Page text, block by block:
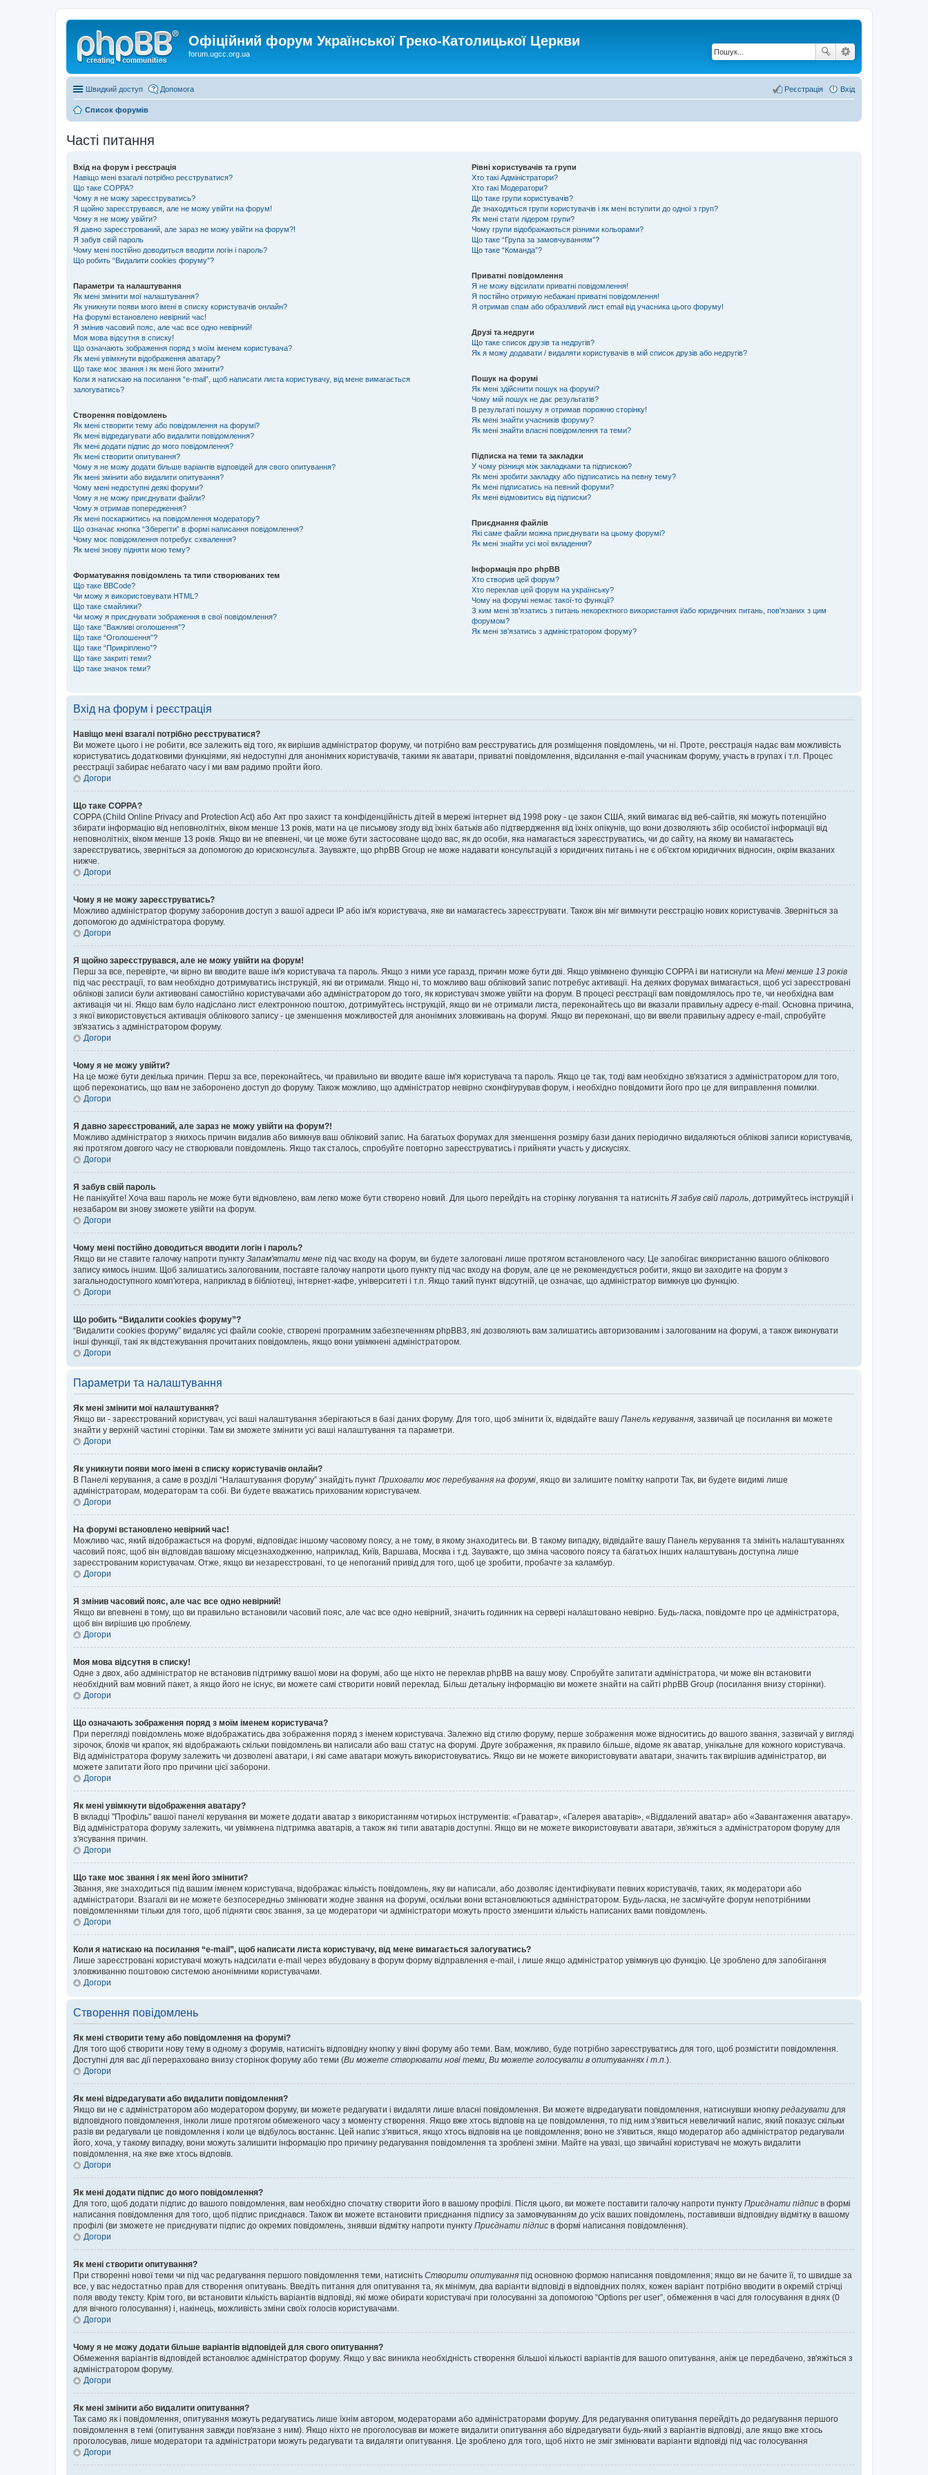
Офіційний форум Української Греко-Католицької Церкви
forum.ugcc.org.ua
Швидкий доступ Допомога Вхід
Реєстрація
Список форумів
Часті питання
Вхід на форум і реєстрація
Навіщо мені взагалі потрібно реєструватися?
Що таке COPPA?
Чому я не можу зареєструватись?
Я щойно зареєструвався, але не можу увійти на форум!
Чому я не можу увійти?
Я давно зареєстрований, але зараз не можу увійти на форум?!
Я забув свій пароль
Чому мені постійно доводиться вводити логін і пароль?
Що робить “Видалити cookies форуму”?
Параметри та налаштування
Як мені змінити мої налаштування?
Як уникнути появи мого імені в списку користувачів онлайн?
На форумі встановлено невірний час!
Я змінив часовий пояс, але час все одно невірний!
Моя мова відсутня в списку!
Що означають зображення поряд з моїм іменем користувача?
Як мені увімкнути відображення аватару?
Що таке моє звання і як мені його змінити?
Коли я натискаю на посилання “e-mail”, щоб написати листа користувачу, від мене вимагається
залогуватись?
Створення повідомлень
Як мені створити тему або повідомлення на форумі?
Як мені відредагувати або видалити повідомлення?
Як мені додати підпис до мого повідомлення?
Як мені створити опитування?
Чому я не можу додати більше варіантів відповідей для свого опитування?
Як мені змінити або видалити опитування?
Чому мені недоступні деякі форуми?
Чому я не можу приєднувати файли?
Чому я отримав попередження?
Як мені поскаржитись на повідомлення модератору?
Що означає кнопка “Зберегти” в формі написання повідомлення?
Чому моє повідомлення потребує схвалення?
Як мені знову підняти мою тему?
Форматування повідомлень та типи створюваних тем
Що таке BBCode?
Чи можу я використовувати HTML?
Що таке смайлики?
Чи можу я приєднувати зображення в свої повідомлення?
Що таке “Важливі оголошення”?
Що таке “Оголошення”?
Що таке “Прикріплено”?
Що таке закриті теми?
Що таке значок теми?
Рівні користувачів та групи
Хто такі Адміністратори?
Хто такі Модератори?
Що таке групи користувачів?
Де знаходяться групи користувачів і як мені вступити до одної з груп?
Як мені стати лідером групи?
Чому групи відображаються різними кольорами?
Що таке “Група за замовчуванням”?
Що таке “Команда”?
Приватні повідомлення
Я не можу відсилати приватні повідомлення!
Я постійно отримую небажані приватні повідомлення!
Я отримав спам або образливий лист email від учасника цього форуму!
Друзі та недруги
Що таке список друзів та недругів?
Як я можу додавати / видаляти користувачів в мій список друзів або недругів?
Пошук на форумі
Як мені здійснити пошук на форумі?
Чому мій пошук не дає результатів?
В результаті пошуку я отримав порожню сторінку!
Як мені знайти учасників форуму?
Як мені знайти власні повідомлення та теми?
Підписка на теми та закладки
У чому різниця між закладками та підпискою?
Як мені зробити закладку або підписатись на певну тему?
Як мені підписатись на певний форуми?
Як мені відмовитись від підписки?
Приєднання файлів
Які саме файли можна приєднувати на цьому форумі?
Як мені знайти усі мої вкладення?
Інформація про phpBB
Хто створив цей форум?
Хто переклав цей форум на українську?
Чому на форумі немає такої-то функції?
З ким мені зв'язатись з питань некоректного використання і/або юридичних питань, пов'язаних з цим
форумом?
Як мені зв'язатись з адміністратором форуму?
Вхід на форум і реєстрація
Навіщо мені взагалі потрібно реєструватися?
Ви можете цього і не робити, все залежить від того, як вирішив адміністратор форуму, чи потрібно вам реєструватись для розміщення повідомлень, чи ні. Проте, реєстрація надає вам можливість
користуватись додатковими функціями, які недоступні для анонімних користувачів, такими як аватари, приватні повідомлення, відсилання e-mail учасникам форуму, участь в групах і т.п. Процес
реєстрації забирає небагато часу і ми вам радимо пройти його.
Догори
Що таке COPPA?
COPPA (Child Online Privacy and Protection Act) або Акт про захист та конфіденційність дітей в мережі інтернет від 1998 року - це закон США, який вимагає від веб-сайтів, які можуть потенційно
збирати інформацію від неповнолітніх, віком менше 13 років, мати на це письмову згоду від їхніх батьків або підтвердження від їхніх опікунів, що вони дозволяють збір особистої інформації від
неповнолітніх, віком менше 13 років. Якщо ви не впевнені, чи це може бути застосоване щодо вас, як до особи, яка намагається зареєструватись, чи до сайту, на якому ви намагаєтесь
зареєструватись, зверніться за допомогою до юрисконсульта. Зауважте, що phpBB Group не може надавати консультацій з юридичних питань і не є об'єктом юридичних відносин, окрім вказаних
нижче.
Догори
Чому я не можу зареєструватись?
Можливо адміністратор форуму заборонив доступ з вашої адреси IP або ім'я користувача, яке ви намагаєтесь зареєструвати. Також він міг вимкнути реєстрацію нових користувачів. Зверніться за
допомогою до адміністратора форуму.
Догори
Я щойно зареєструвався, але не можу увійти на форум!
Перш за все, перевірте, чи вірно ви вводите ваше ім'я користувача та пароль. Якщо з ними усе гаразд, причин може бути дві. Якщо увімкнено функцію COPPA і ви натиснули на Мені менше 13 років
під час реєстрації, то вам необхідно дотримуватись інструкцій, які ви отримали. Якщо ні, то можливо ваш обліковий запис потребує активації. На деяких форумах вимагається, щоб усі зареєстровані
облікові записи були активовані самостійно користувачами або адміністратором до того, як користувач зможе увійти на форум. В процесі реєстрації вам повідомлялось про те, чи необхідна вам
активація чи ні. Якщо вам було надіслано лист електронною поштою, дотримуйтесь інструкцій, якщо ви не отримали листа, переконайтесь що ви вказали правильну адресу e-mail. Основна причина,
з якої використовується активація облікового запису - це зменшення можливостей для анонімних зловживань на форумі. Якщо ви переконані, що ви ввели правильну адресу e-mail, спробуйте
зв'язатись з адміністратором форуму.
Догори
Чому я не можу увійти?
На це може бути декілька причин. Перш за все, переконайтесь, чи правильно ви вводите ваше ім'я користувача та пароль. Якщо це так, тоді вам необхідно зв'язатися з адміністратором для того,
щоб переконатись, що вам не заборонено доступ до форуму. Також можливо, що адміністратор невірно сконфігурував форум, і необхідно повідомити його про це для виправлення помилки.
Догори
Я давно зареєстрований, але зараз не можу увійти на форум?!
Можливо адміністратор з якихось причин видалив або вимкнув ваш обліковий запис. На багатьох форумах для зменшення розміру бази даних періодично видаляються облікові записи користувачів,
які протягом довгого часу не створювали повідомлень. Якщо так сталось, спробуйте повторно зареєструватись і прийняти участь у дискусіях.
Догори
Я забув свій пароль
Не панікуйте! Хоча ваш пароль не може бути відновлено, вам легко може бути створено новий. Для цього перейдіть на сторінку логування та натисніть Я забув свій пароль , дотримуйтесь інструкцій і
незабаром ви знову зможете увійти на форум.
Догори
Чому мені постійно доводиться вводити логін і пароль?
Якщо ви не ставите галочку напроти пункту Запам'ятати мене під час входу на форум, ви будете залоговані лише протягом встановленого часу. Це запобігає використанню вашого облікового
запису кимось іншим. Щоб залишатись залогованим, поставте галочку напроти цього пункту під час входу на форум, але це не рекомендується робити, якщо ви заходите на форум з
загальнодоступного комп'ютера, наприклад в бібліотеці, інтернет-кафе, університеті і т.п. Якщо такий пункт відсутній, це означає, що адміністратор вимкнув цю функцію.
Догори
Що робить “Видалити cookies форуму”?
“Видалити cookies форуму” видаляє усі файли cookie, створені програмним забезпеченням phpBB3, які дозволяють вам залишатись авторизованим і залогованим на форумі, а також виконувати
інші функції, такі як відстежування прочитаних повідомлень, якщо вони увімкнені адміністратором.
Догори
Параметри та налаштування
Як мені змінити мої налаштування?
Якщо ви - зареєстрований користувач, усі ваші налаштування зберігаються в базі даних форуму. Для того, щоб змінити їх, відвідайте вашу Панель керування , зазвичай це посилання ви можете
знайти у верхній частині сторінки. Там ви зможете змінити усі ваші налаштування та параметри.
Догори
Як уникнути появи мого імені в списку користувачів онлайн?
В Панелі керування, а саме в розділі “Налаштування форуму” знайдіть пункт Приховати моє перебування на форумі , якщо ви залишите помітку напроти Так , ви будете видимі лише
адміністраторам, модераторам та собі. Ви будете вважатись прихованим користувачем.
Догори
На форумі встановлено невірний час!
Можливо час, який відображається на форумі, відповідає іншому часовому поясу, а не тому, в якому знаходитесь ви. В такому випадку, відвідайте вашу Панель керування та змініть налаштуваннях
часовий пояс, щоб він відповідав вашому місцезнаходженню, наприклад, Київ, Варшава, Москва і т.д. Зауважте, що зміна часового поясу та багатьох інших налаштувань доступна лише
зареєстрованим користувачам. Отже, якщо ви незареєстровані, то це непоганий привід для того, щоб це зробити, пробачте за каламбур.
Догори
Я змінив часовий пояс, але час все одно невірний!
Якщо ви впевнені в тому, що ви правильно встановили часовий пояс, але час все одно невірний, значить годинник на сервері налаштовано невірно. Будь-ласка, повідомте про це адміністратора,
щоб він вирішив цю проблему.
Догори
Моя мова відсутня в списку!
Одне з двох, або адміністратор не встановив підтримку вашої мови на форумі, або ще ніхто не переклав phpBB на вашу мову. Спробуйте запитати адміністратора, чи може він встановити
необхідний вам мовний пакет, а якщо його не існує, ви можете самі створити новий переклад. Більш детальну інформацію ви можете знайти на сайті phpBB Group (посилання внизу сторінки).
Догори
Що означають зображення поряд з моїм іменем користувача?
При перегляді повідомлень може відображатись два зображення поряд з іменем користувача. Залежно від стилю форуму, перше зображення може відноситись до вашого звання, зазвичай у вигляді
зірочок, блоків чи крапок, які відображають скільки повідомлень ви написали або ваш статус на форумі. Друге зображення, як правило більше, відоме як аватар, унікальне для кожного користувача.
Від адміністратора форуму залежить чи дозволені аватари, і які саме аватари можуть використовуватись. Якщо ви не можете використовувати аватари, значить так вирішив адміністратор, ви
можете запитати його про причини цієї заборони.
Догори
Як мені увімкнути відображення аватару?
В вкладці "Профіль" вашої панелі керування ви можете додати аватар з використанням чотирьох інструментів: «Граватар», «Галерея аватарів», «Віддалений аватар» або «Завантаження аватару».
Від адміністратора форуму залежить, чи увімкнена підтримка аватарів, а також які типи аватарів доступні. Якщо ви не можете використовувати аватари, зв'яжіться з адміністратором форуму для
з'ясування причин.
Догори
Що таке моє звання і як мені його змінити?
Звання, яке знаходиться під вашим іменем користувача, відображає кількість повідомлень, яку ви написали, або дозволяє ідентифікувати певних користувачів, таких, як модератори або
адміністратори. Взагалі ви не можете безпосередньо змінювати жодне звання на форумі, оскільки вони встановлюються адміністратором. Будь-ласка, не засмічуйте форум непотрібними
повідомленнями тільки для того, щоб підняти своє звання, за це модератори чи адміністратори можуть просто зменшити кількість написаних вами повідомлень.
Догори
Коли я натискаю на посилання “e-mail”, щоб написати листа користувачу, від мене вимагається залогуватись?
Лише зареєстровані користувачі можуть надсилати e-mail через вбудовану в форум форму відправлення e-mail, і лише якщо адміністратор увімкнув цю функцію. Це зроблено для запобігання
зловживанню поштовою системою анонімними користувачами.
Догори
Створення повідомлень
Як мені створити тему або повідомлення на форумі?
Для того щоб створити нову тему в одному з форумів, натисніть відповідну кнопку у вікні форуму або теми. Вам, можливо, буде потрібно зареєструватись для того, щоб розмістити повідомлення.
Доступні для вас дії перераховано внизу сторінок форуму або теми (Ви можете створювати нові теми, Ви можете голосувати в опитуваннях і т.п. ).
Догори
Як мені відредагувати або видалити повідомлення?
Якщо ви не є адміністратором або модератором форуму, ви можете редагувати і видаляти лише власні повідомлення. Ви можете відредагувати повідомлення, натиснувши кнопку редагувати для
відповідного повідомлення, інколи лише протягом обмеженого часу з моменту створення. Якщо вже хтось відповів на це повідомлення, то під ним з'явиться невеличкий напис, який показує скільки
разів ви редагували це повідомлення і коли це відбулось востаннє. Цей напис з'явиться, якщо хтось відповів на це повідомлення; воно не з'явиться, якщо модератор або адміністратор редагували
його, хоча, у такому випадку, вони можуть залишити інформацію про причину редагування повідомлення та зроблені зміни. Майте на увазі, що звичайні користувачі не можуть видалити
повідомлення, на яке вже хтось відповів.
Догори
Як мені додати підпис до мого повідомлення?
Для того, щоб додати підпис до вашого повідомлення, вам необхідно спочатку створити його в вашому профілі. Після цього, ви можете поставити галочку напроти пункту Приєднати підпис в формі
написання повідомлення для того, щоб підпис приєднався. Також ви можете встановити приєднання підпису за замовчуванням до усіх ваших повідомлень, поставивши відповідну відмітку в вашому
профілі (ви зможете не приєднувати підпис до окремих повідомлень, знявши відмітку напроти пункту Приєднати підпис в формі написання повідомлення).
Догори
Як мені створити опитування?
При створенні нової теми чи під час редагування першого повідомлення теми, натисніть Створити опитування під основною формою написання повідомлення; якщо ви не бачите її, то швидше за
все, у вас недостатньо прав для створення опитувань. Введіть питання для опитування та, як мінімум, два варіанти відповіді в відповідних полях, кожен варіант потрібно вводити в окремій стрічці
поля вводу тексту. Крім того, ви встановити кількість варіантів відповіді, які може обирати користувачі при голосуванні за допомогою “Options per user”, обмеження в часі для голосування в днях (0
для вічного голосування) і, накінець, можливість зміни своїх голосів користувачами.
Догори
Чому я не можу додати більше варіантів відповідей для свого опитування?
Обмеження варіантів відповідей встановлює адміністратор форуму. Якщо у вас виникла необхідність створення більшої кількості варіантів для вашого опитування, аніж це передбачено, зв'яжіться з
адміністратором форуму.
Догори
Як мені змінити або видалити опитування?
Так само як і повідомлення, опитування можуть редагуватись лише їхнім автором, модераторами або адміністраторами форуму. Для редагування опитування перейдіть до редагування першого
повідомлення в темі (опитування завжди пов'язане з ним). Якщо ніхто не проголосував ви можете видалити опитування або відредагувати будь-який з варіантів відповіді, але якщо вже хтось
проголосував, лише модератори та адміністратори можуть редагувати та видаляти опитування. Це зроблено для того, щоб ніхто не зміг змінювати варіанти відповіді під час голосування
Догори